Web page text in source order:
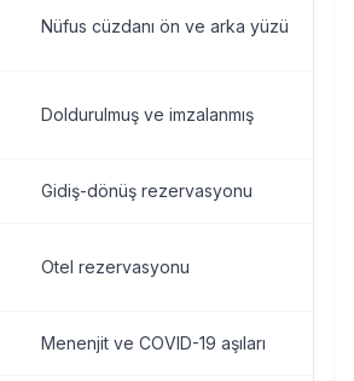
Nüfus cüzdanı ön ve arka yüzü
Doldurulmuş ve imzalanmış
Gidiş-dönüş rezervasyonu
Otel rezervasyonu
Menenjit ve COVID-19 aşıları